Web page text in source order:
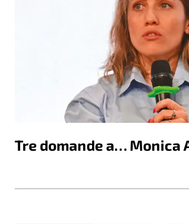
Tre domande a… Monica